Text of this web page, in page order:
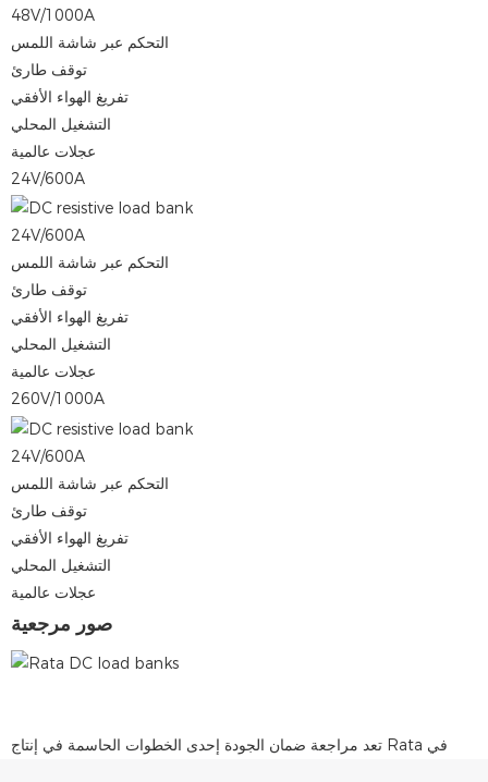
48V/1000A
التحكم عبر شاشة اللمس
توقف طارئ
تفريغ الهواء الأفقي
التشغيل المحلي
عجلات عالمية
24V/600A
24V/600A
التحكم عبر شاشة اللمس
توقف طارئ
تفريغ الهواء الأفقي
التشغيل المحلي
عجلات عالمية
260V/1000A
24V/600A
التحكم عبر شاشة اللمس
توقف طارئ
تفريغ الهواء الأفقي
التشغيل المحلي
عجلات عالمية
صور مرجعية
تعد مراجعة ضمان الجودة إحدى الخطوات الحاسمة في إنتاج Rata في